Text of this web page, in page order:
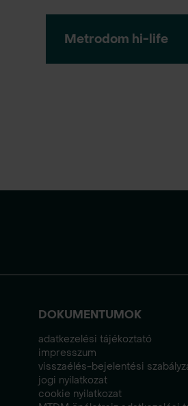
Metrodom hi-life
DOKUMENTUMOK
adatkezelési tájékoztató
impresszum
visszaélés-bejelentési
jogi nyilatkozat
cookie nyilatkozat